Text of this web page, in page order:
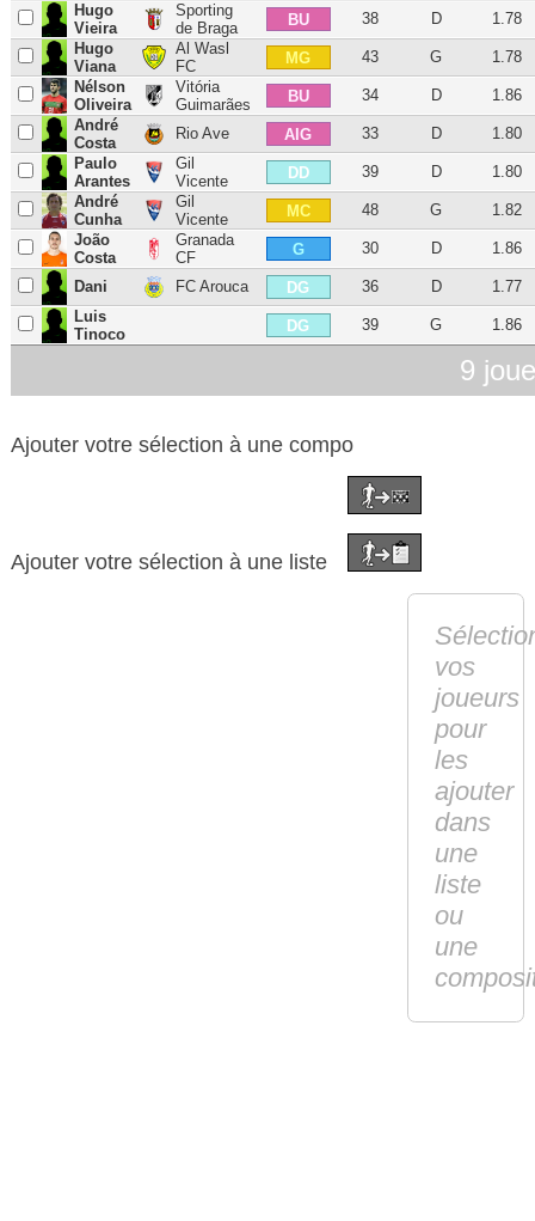
Hugo
Vieira
Sporting
de Braga
BU 38 D
1.78
Hugo
Viana
Al Wasl
FC
MG 43 G
1.78
Nélson
Oliveira
Vitória
Guimarães
BU 34 D
1.86
André
Costa
Rio Ave AIG 33 D
1.80
Paulo
Arantes
Gil
Vicente
DD 39 D
1.80
André
Cunha
Gil
Vicente
MC 48 G
1.82
João
Costa
Granada
CF
G 30 D 1.86
Dani FC Arouca DG 36 D
1.77
Luis
Tinoco
DG 39 G 1.86
9
Ajouter votre sélection à une compo
Ajouter votre sélection à une liste
vos
joueurs
pour
les
ajouter
dans
une
liste
ou
une